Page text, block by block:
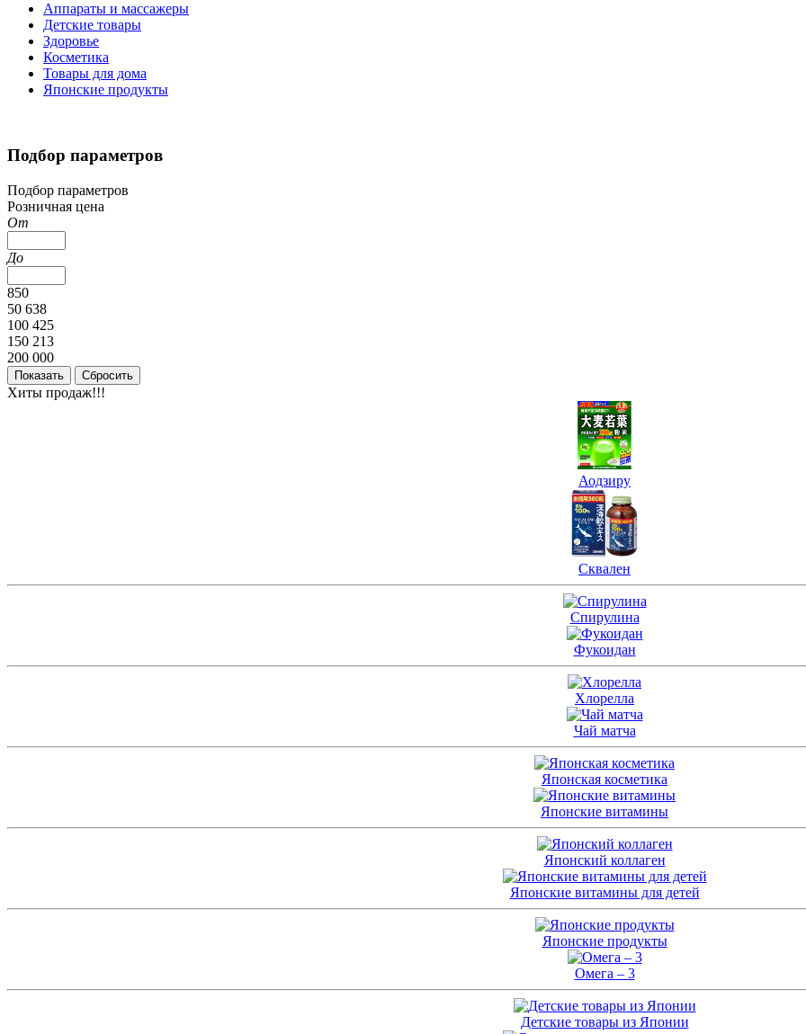
Аппараты и массажеры
Детские товары
Здоровье
Косметика
Товары для дома
Японские продукты
Подбор параметров
Подбор параметров
Розничная цена
От
До
850
50 638
100 425
150 213
200 000
Хиты продаж!!!
Аодзиру
Сквален
Спирулина
Фукоидан
Хлорелла
Чай матча
Японская косметика
Японские витамины
Японский коллаген
Японские витамины для детей
Японские продукты
Омега – 3
Детские товары из Японии